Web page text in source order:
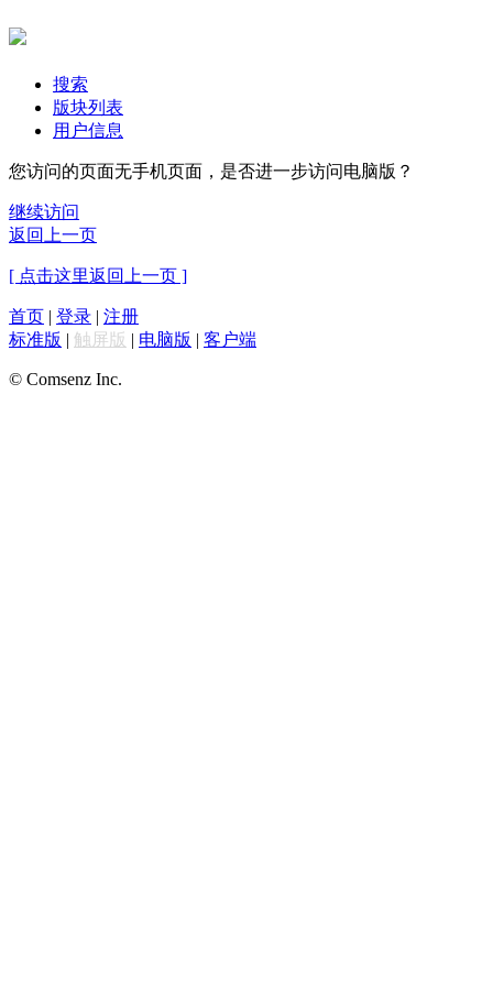
搜索
版块列表
用户信息
您访问的页面无手机页面，是否进一步访问电脑版？
继续访问
返回上一页
[ 点击这里返回上一页 ]
首页 | 登录 | 注册
标准版 | 触屏版 | 电脑版 | 客户端
© Comsenz Inc.